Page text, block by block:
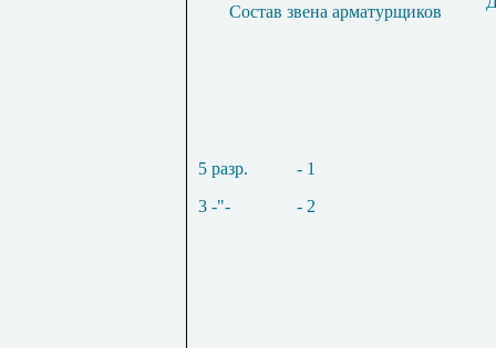
Состав звена арматурщиков
5 разр.
- 1
3 -"-
- 2